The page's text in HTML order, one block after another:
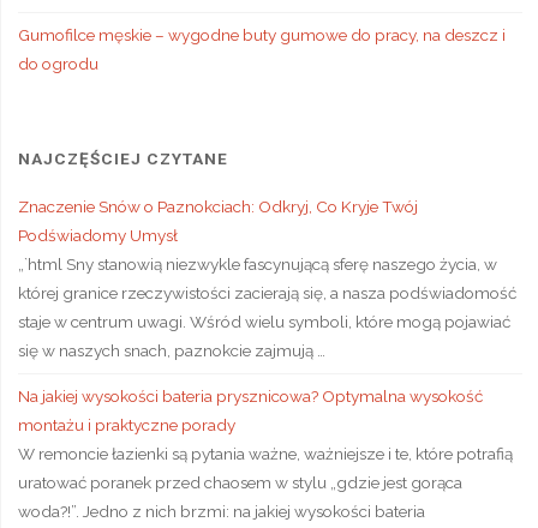
Gumofilce męskie – wygodne buty gumowe do pracy, na deszcz i
do ogrodu
NAJCZĘŚCIEJ CZYTANE
Znaczenie Snów o Paznokciach: Odkryj, Co Kryje Twój
Podświadomy Umysł
„`html Sny stanowią niezwykle fascynującą sferę naszego życia, w
której granice rzeczywistości zacierają się, a nasza podświadomość
staje w centrum uwagi. Wśród wielu symboli, które mogą pojawiać
się w naszych snach, paznokcie zajmują …
Na jakiej wysokości bateria prysznicowa? Optymalna wysokość
montażu i praktyczne porady
W remoncie łazienki są pytania ważne, ważniejsze i te, które potrafią
uratować poranek przed chaosem w stylu „gdzie jest gorąca
woda?!”. Jedno z nich brzmi: na jakiej wysokości bateria